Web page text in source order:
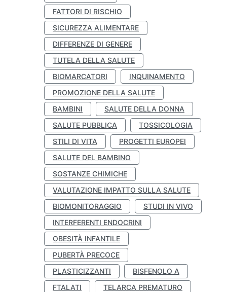
FATTORI DI RISCHIO
SICUREZZA ALIMENTARE
DIFFERENZE DI GENERE
TUTELA DELLA SALUTE
BIOMARCATORI
INQUINAMENTO
PROMOZIONE DELLA SALUTE
BAMBINI
SALUTE DELLA DONNA
SALUTE PUBBLICA
TOSSICOLOGIA
STILI DI VITA
PROGETTI EUROPEI
SALUTE DEL BAMBINO
SOSTANZE CHIMICHE
VALUTAZIONE IMPATTO SULLA SALUTE
BIOMONITORAGGIO
STUDI IN VIVO
INTERFERENTI ENDOCRINI
OBESITÀ INFANTILE
PUBERTÀ PRECOCE
PLASTICIZZANTI
BISFENOLO A
FTALATI
TELARCA PREMATURO